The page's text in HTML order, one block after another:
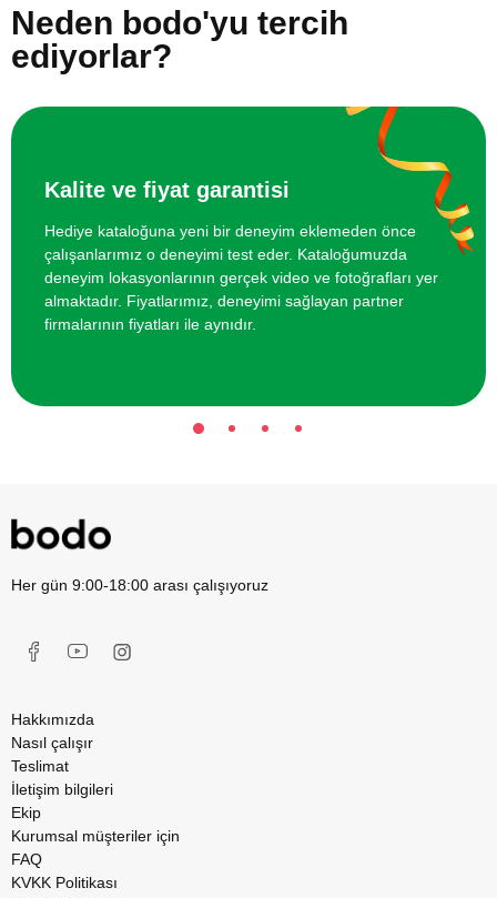
Online Temel Karakalem Kursu
750 TL
Neden bodo'yu tercih
ediyorlar?
Kalite ve fiyat garantisi
Hediye kataloğuna yeni bir deneyim eklemeden önce
çalışanlarımız o deneyimi test eder. Kataloğumuzda
deneyim lokasyonlarının gerçek video ve fotoğrafları yer
almaktadır. Fiyatlarımız, deneyimi sağlayan partner
firmalarının fiyatları ile aynıdır.
Her gün 9:00-18:00 arası çalışıyoruz
Hakkımızda
Nasıl çalışır
Teslimat
İletişim bilgileri
Ekip
Kurumsal müşteriler için
FAQ
KVKK Politikası